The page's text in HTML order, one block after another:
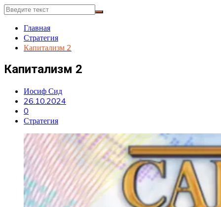
Главная
Стратегия
Капитализм 2
Капитализм 2
Иосиф Сид
26.10.2024
0
Стратегия